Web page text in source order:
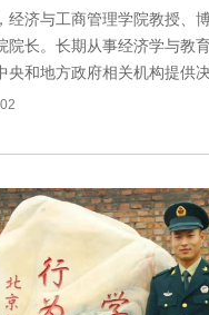
经济与工商管理学院教授、
院长。长期从事经济学与教
央和地方政府相关机构提供
名教育经济学家和教育经济